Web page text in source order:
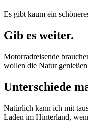
Es gibt kaum ein
Gib es weiter.
Motorradreisende
wollen die Natur
Unterschiede
Natürlich kann ich mit
Laden im Hinterland,